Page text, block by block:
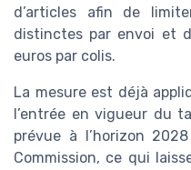
d’articles afin de
distinctes par envoi et
euros par colis.
La mesure est déjà
l’entrée en vigueur du
prévue à l’horizon
Commission, ce qui